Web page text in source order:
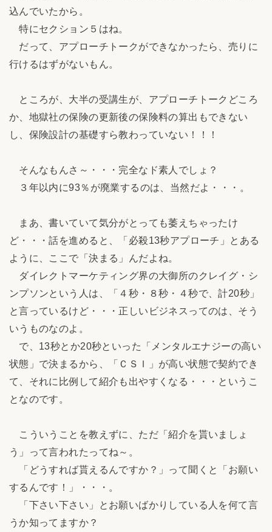
込んでいたから。
特にセクション５はね。
だって、アプローチトークができなかったら、売りに
行けるはずがないもん。
ところが、大半の受講生が、アプローチトークどころ
か、地獄社の保険の更新後の保険料の算出もできない
し、保険設計の基礎すら教わっていない！！！
そんなもんさ～・・・完全なド素人でしょ？
３年以内に93％が廃業するのは、当然だよ・・・。
まあ、書いていて気分がとっても萎えちゃったけ
ど・・・話を進めると、「必殺13秒アプローチ」とある
ように、ここで「決まる」んだよね。
ダイレクトマーケティング界の大御所のクレイグ・シ
ンプソンという人は、「４秒・８秒・４秒で、計20秒」
と言っているけど・・・正しいビジネスってのは、そう
いうものなのよ。
で、13秒とか20秒といった「メンタルエナジーの高い
状態」で決まるから、「ＣＳＩ」が高い状態で契約でき
て、それに比例して紹介も出やすくなる・・・というこ
となのです。
こういうことを教えずに、ただ「紹介を貰いましょ
う」って言われたってね～。
「どうすれば貰えるんですか？」って聞くと「お願い
するんです！」・・・。
「下さい下さい」とお願いばかりしている人を何て言
うか知ってますか？